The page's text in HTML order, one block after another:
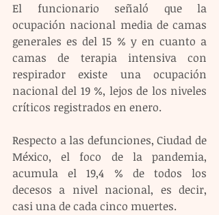
El funcionario señaló que la
ocupación nacional media de camas
generales es del 15 % y en cuanto a
camas de terapia intensiva con
respirador existe una ocupación
nacional del 19 %, lejos de los niveles
críticos registrados en enero.
Respecto a las defunciones, Ciudad de
México, el foco de la pandemia,
acumula el 19,4 % de todos los
decesos a nivel nacional, es decir,
casi una de cada cinco muertes.